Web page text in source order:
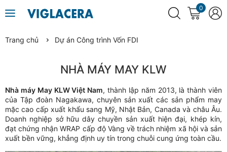
0
Trang chủ Dự án Công trình Vốn FDI
NHÀ MÁY MAY KLW
Nhà máy May KLW Việt Nam, thành lập năm 2013, là thành viên
của Tập đoàn Nagakawa, chuyên sản xuất các sản phẩm may
mặc cao cấp xuất khẩu sang Mỹ, Nhật Bản, Canada và châu Âu.
Doanh nghiệp sở hữu dây chuyền sản xuất hiện đại, khép kín,
đạt chứng nhận WRAP cấp độ Vàng về trách nhiệm xã hội và sản
xuất bền vững, khẳng định uy tín trong chuỗi cung ứng toàn cầu.